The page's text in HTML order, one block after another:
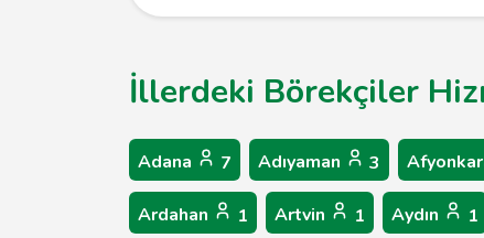
İllerdeki Börekçiler
Adana 7 Adıyaman 3
Ardahan 1 Artvin 1 Aydın 1